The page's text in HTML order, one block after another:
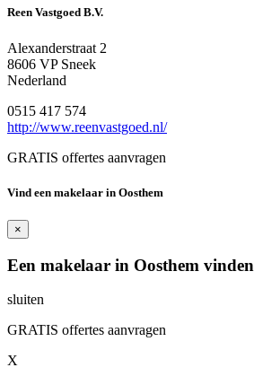
Reen Vastgoed B.V.
Alexanderstraat 2
8606 VP Sneek
Nederland
0515 417 574
http://www.reenvastgoed.nl/
GRATIS offertes aanvragen
Vind een makelaar in Oosthem
×
Een makelaar in Oosthem vinden
sluiten
GRATIS offertes aanvragen
X